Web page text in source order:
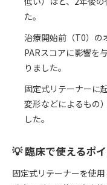
た。
治療開始前（T0）の
PARスコアに影響を
りました。
固定式リテーナーに
変形などによるもの
した。
💡 臨床で使えるポ
固定式リテーナーを使